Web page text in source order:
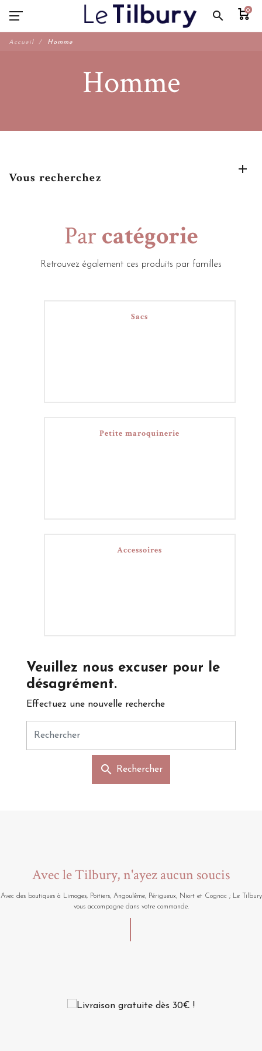
search 0
Accueil Homme
Homme
Vous recherchez
Par catégorie
Retrouvez également ces produits par familles
Sacs
Petite maroquinerie
Accessoires
Veuillez nous excuser pour le
désagrément.
Effectuez une nouvelle recherche
search Rechercher
Avec le Tilbury, n'ayez aucun soucis
Avec des boutiques à Limoges, Poitiers, Angoulême, Périgueux, Niort et Cognac ; Le Tilbury
vous accompagne dans votre commande.